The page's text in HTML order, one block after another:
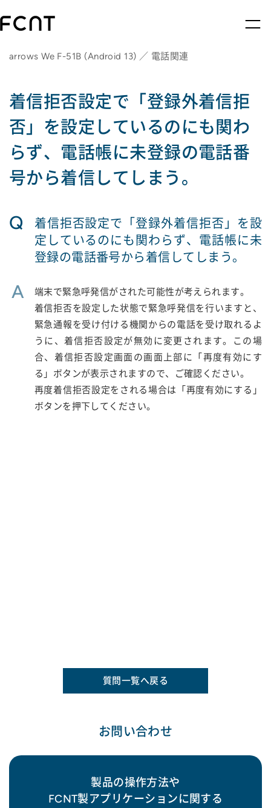
arrows We F-51B (Android 13) ／ 電話関連
着信拒否設定で「登録外着信拒
否」を設定しているのにも関わ
らず、電話帳に未登録の電話番
号から着信してしまう。
Q
着信拒否設定で「登録外着信拒否」を設
定しているのにも関わらず、電話帳に未
登録の電話番号から着信してしまう。
A
端末で緊急呼発信がされた可能性が考えられます。
着信拒否を設定した状態で緊急呼発信を行いますと、
緊急通報を受け付ける機関からの電話を受け取れるよ
うに、着信拒否設定が無効に変更されます。この場
合、着信拒否設定画面の画面上部に「再度有効にす
る」ボタンが表示されますので、ご確認ください。
再度着信拒否設定をされる場合は「再度有効にする」
ボタンを押下してください。
質問一覧へ戻る
お問い合わせ
製品の操作方法や
FCNT製アプリケーションに関する